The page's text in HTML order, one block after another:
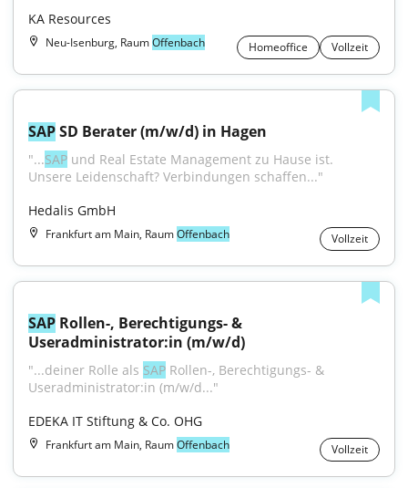
KA Resources
Neu-Isenburg, RaumOffenbach Homeoffice Vollzeit
SAP SD Berater (m/w/d) in Hagen
"...SAP und Real Estate Management zu Hause ist.
Unsere Leidenschaft? Verbindungen schaffen..."
Hedalis GmbH
Frankfurt am Main, RaumOffenbach Vollzeit
SAP Rollen-, Berechtigungs- &
Useradministrator:in (m/w/d)
"...deiner Rolle als SAP Rollen-, Berechtigungs- &
Useradministrator:in (m/w/d..."
EDEKA IT Stiftung & Co. OHG
Frankfurt am Main, RaumOffenbach Vollzeit